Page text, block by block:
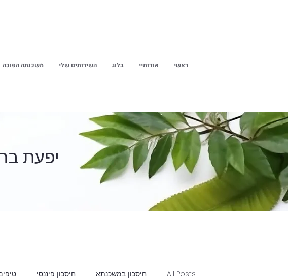
ראשי אודותיי בלוג השירותים שלי משכנתה הפוכה
יפעת
All Posts חיסכון במשכנתא חיסכון פיננסי